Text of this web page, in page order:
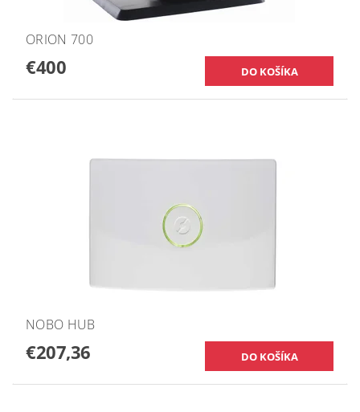
ORION 700
€400
NOBO HUB
€207,36